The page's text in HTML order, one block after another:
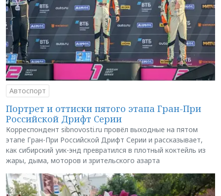
Автоспорт
Портрет и оттиски пятого этапа Гран-При
Российской Дрифт Серии
Корреспондент sibnovosti.ru провёл выходные на пятом
этапе Гран-При Российской Дрифт Серии и рассказывает,
как сибирский уик-энд превратился в плотный коктейль из
жары, дыма, моторов и зрительского азарта